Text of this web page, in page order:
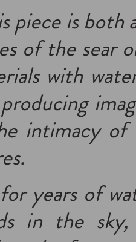
piece is both
of the sear
with
intimacy
years of
in the